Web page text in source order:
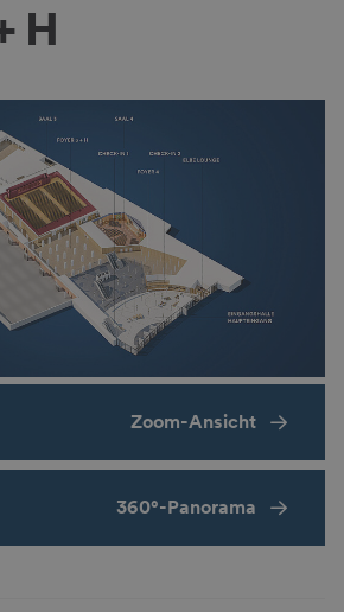
H
Zoom-Ansicht
360°-Panorama